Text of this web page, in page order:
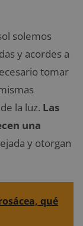
solemos
y acordes a
tomar
la luz. Las
una
y otorgan
qué